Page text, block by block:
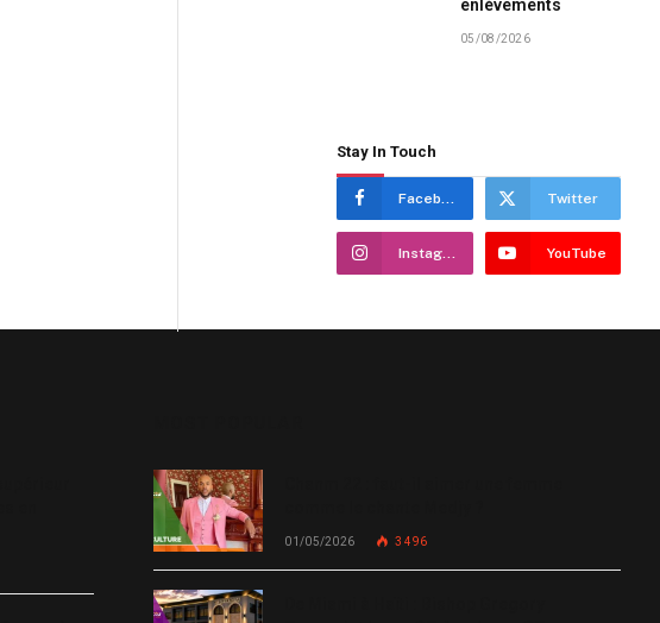
enlèvements
05/08/2026
Stay In Touch
Twitter
YouTube
01/05/2026 3 496